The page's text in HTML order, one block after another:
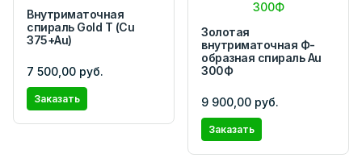
Внутриматочная
спираль Gold T (Cu
375+Au)
7 500,00 руб.
Заказать
Золотая
внутриматочная Ф-
образная спираль Au
300Ф
9 900,00 руб.
Заказать